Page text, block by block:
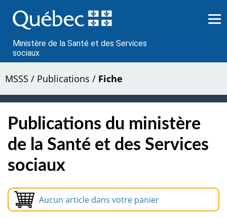
au
contenu
Ministère de la Santé et des Services
sociaux
MSSS / Publications / Fiche
Publications du ministère
de la Santé et des Services
sociaux
Aucun article dans votre panier